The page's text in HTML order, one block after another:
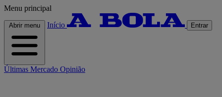
Menu principal
Abrir menu Início Entrar
Últimas Mercado Opinião